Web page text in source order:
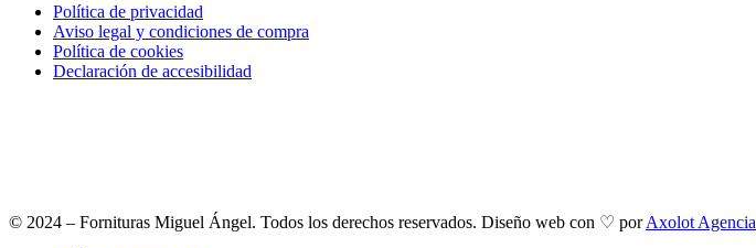
Política de privacidad
Aviso legal y condiciones de compra
Política de cookies
Declaración de accesibilidad
© 2024 – Fornituras Miguel Ángel. Todos los derechos reservados. Diseño web con ♡ porAxolot Agencia